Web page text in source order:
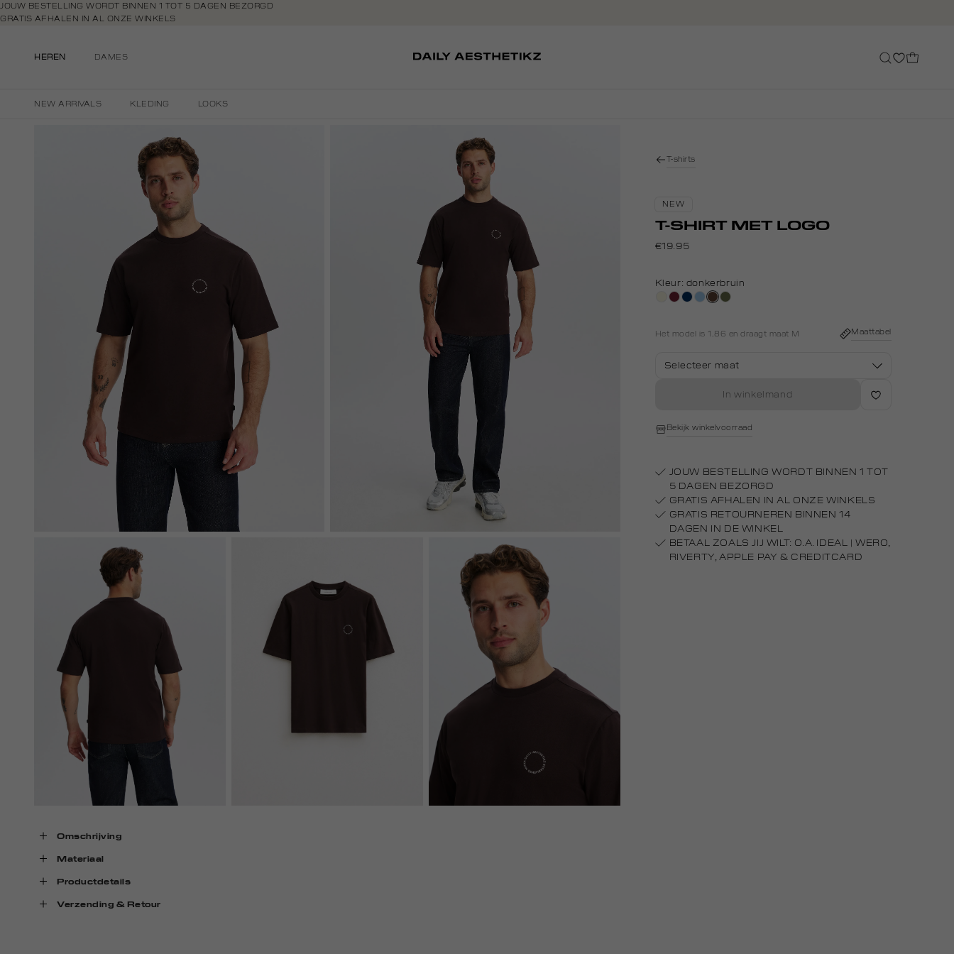
Navigeer
direct naar
Open de
JOUW BESTELLING WORDT BINNEN 1 TOT 5 DAGEN BEZORGD
GRATIS AFHALEN IN AL ONZE WINKELS
HEREN
DAMES
NEW ARRIVALS KLEDING LOOKS
T-shirts
NEW
T-SHIRT MET LOGO
€19.95
Kleur: donkerbruin
wit,bordeaux
donkerblauw
lichtblauw
donkerbruin
groen,
Het model is 1.86 en draagt maat M Maattabel
Selecteer maat
In winkelmand
Bekijk winkelvoorraad
JOUW BESTELLING WORDT BINNEN 1 TOT
5 DAGEN BEZORGD
GRATIS AFHALEN IN AL ONZE WINKELS
GRATIS RETOURNEREN BINNEN 14
DAGEN IN DE WINKEL
BETAAL ZOALS JIJ WILT: O.A. IDEAL | WERO,
RIVERTY, APPLE PAY & CREDITCARD
Omschrijving
Materiaal
Productdetails
Verzending & Retour